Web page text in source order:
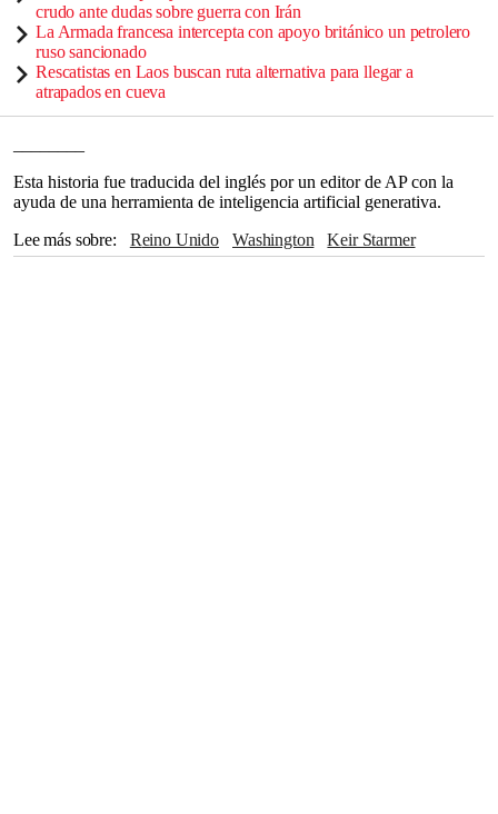
crudo ante dudas sobre guerra con Irán
La Armada francesa intercepta con apoyo británico un petrolero
ruso sancionado
Rescatistas en Laos buscan ruta alternativa para llegar a
atrapados en cueva
Esta historia fue traducida del inglés por un editor de AP con la
ayuda de una herramienta de inteligencia artificial generativa.
Lee más sobre
Reino Unido Washington
Keir Starmer